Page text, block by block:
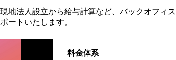
現地法人設立から給与計算など、バックオフィ
ポートいたします。
料金体系